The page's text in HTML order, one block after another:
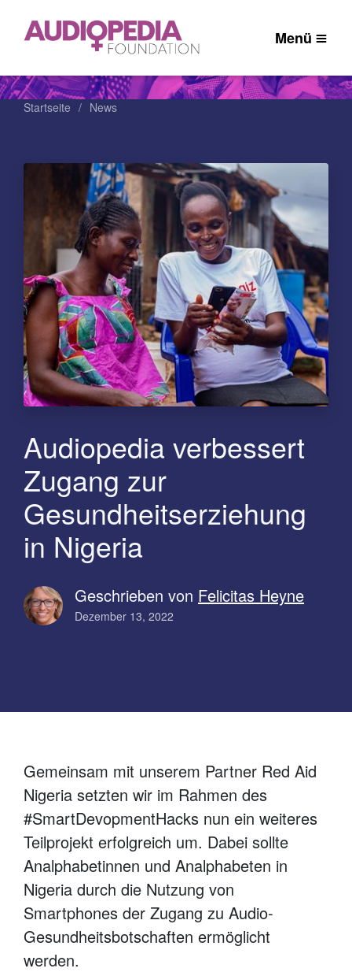
Menü
Startseite News
Audiopedia verbessert
Zugang zur
Gesundheitserziehung
in Nigeria
Geschrieben von Felicitas Heyne
Dezember 13, 2022
Gemeinsam mit unserem Partner Red Aid
Nigeria setzten wir im Rahmen des
#SmartDevopmentHacks nun ein weiteres
Teilprojekt erfolgreich um. Dabei sollte
Analphabetinnen und Analphabeten in
Nigeria durch die Nutzung von
Smartphones der Zugang zu Audio-
Gesundheitsbotschaften ermöglicht
werden.